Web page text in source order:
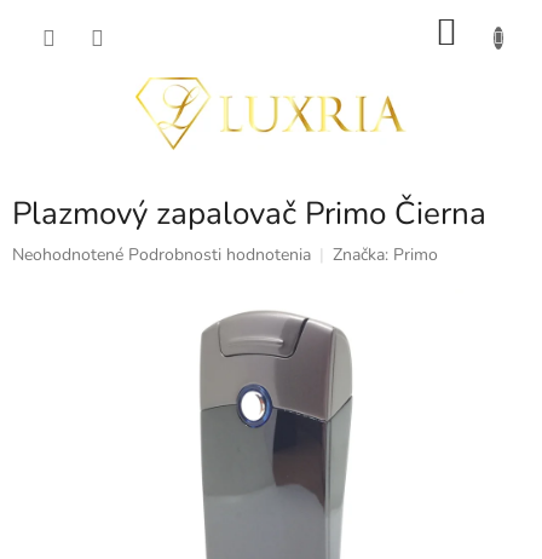
Plazmový zapalovač Primo Čierna
Priemerné
Neohodnotené Podrobnosti hodnotenia Značka: Primo